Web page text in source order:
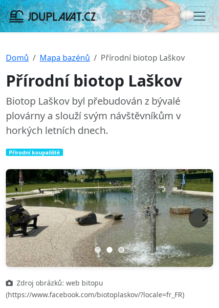
Domů Mapa bazénů Přírodní biotop Laškov
Přírodní biotop Laškov
Biotop Laškov byl přebudován z bývalé
plovárny a slouží svým návštěvníkům v
horkých letních dnech.
Přírodní koupaliště
Previous Next
Zdroj obrázků: web bitopu
(https://www.facebook.com/biotoplaskov/?locale=fr_FR)